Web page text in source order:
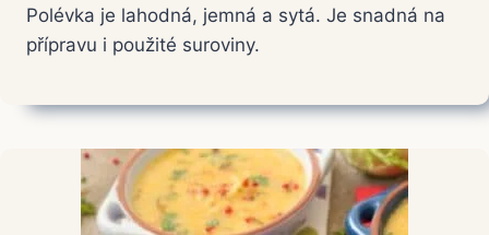
Polévka je lahodná, jemná a sytá. Je snadná na
přípravu i použité suroviny.